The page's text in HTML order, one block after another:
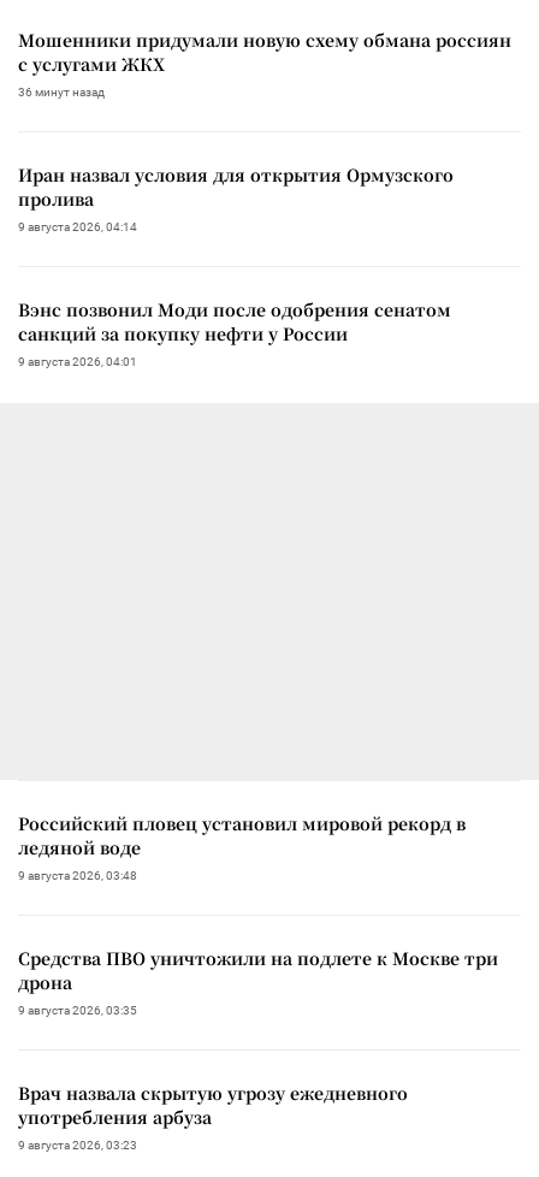
Мошенники придумали новую схему обмана россиян
с услугами ЖКХ
36 минут назад
Иран назвал условия для открытия Ормузского
пролива
9 августа 2026, 04:14
Вэнс позвонил Моди после одобрения сенатом
санкций за покупку нефти у России
9 августа 2026, 04:01
Российский пловец установил мировой рекорд в
ледяной воде
9 августа 2026, 03:48
Средства ПВО уничтожили на подлете к Москве три
дрона
9 августа 2026, 03:35
Врач назвала скрытую угрозу ежедневного
употребления арбуза
9 августа 2026, 03:23